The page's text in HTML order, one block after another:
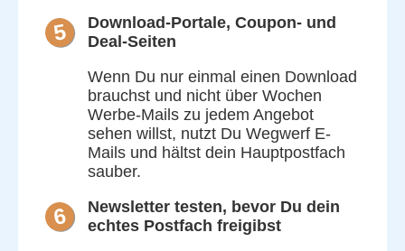
5
Download-Portale, Coupon- und
Deal-Seiten
Wenn Du nur einmal einen Download
brauchst und nicht über Wochen
Werbe-Mails zu jedem Angebot
sehen willst, nutzt Du Wegwerf E-
Mails und hältst dein Hauptpostfach
sauber.
6
Newsletter testen, bevor Du dein
echtes Postfach freigibst